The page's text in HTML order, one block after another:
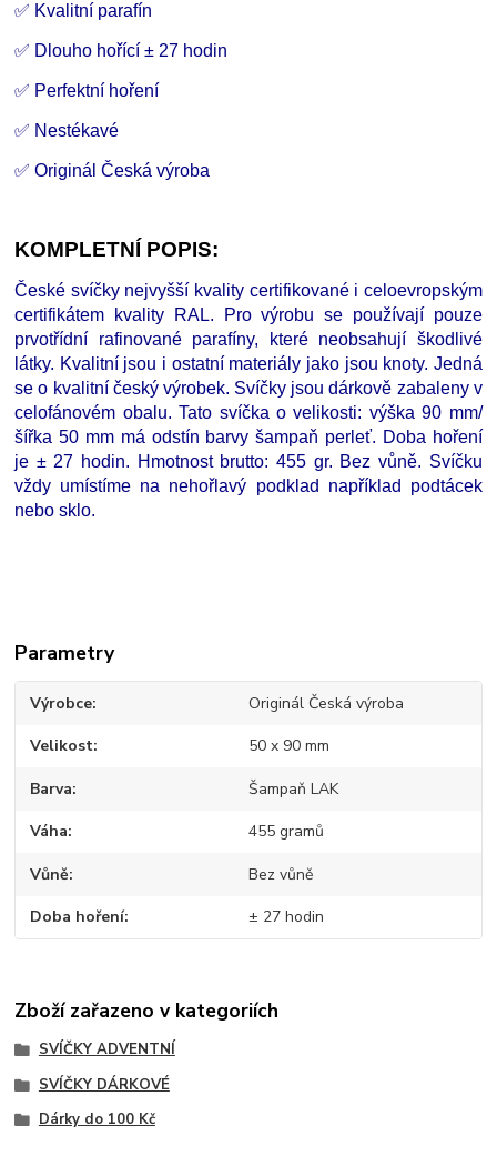
✅ Kvalitní parafín
✅ Dlouho hořící± 27 hodin
✅ Perfektní hoření
✅ Nestékavé
✅ Originál Česká výroba
KOMPLETNÍ POPIS:
České svíčky nejvyšší kvality certifikované i celoevropským
certifikátem kvality RAL. Pro výrobu se používají pouze
prvotřídní rafinované parafíny, které neobsahují škodlivé
látky. Kvalitní jsou i ostatní materiály jako jsou knoty. Jedná
se o kvalitní český výrobek. Svíčky jsou dárkově zabaleny v
celofánovém obalu. Tato svíčka o velikosti: výška 90 mm/
šířka 50 mm má odstín barvy šampaň perleť. Doba hoření
je ± 27 hodin. Hmotnost brutto: 455 gr. Bez vůně. Svíčku
vždy umístíme na nehořlavý podklad například podtácek
nebo sklo.
Parametry
Výrobce Originál Česká výroba
Velikost 50 x 90 mm
Barva Šampaň LAK
Váha 455 gramů
Vůně Bez vůně
Doba hoření ± 27 hodin
Zboží zařazeno v kategoriích
SVÍČKY ADVENTNÍ
SVÍČKY DÁRKOVÉ
Dárky do 100 Kč